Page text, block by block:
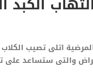
اتلى تصيب
والتى ستساعد